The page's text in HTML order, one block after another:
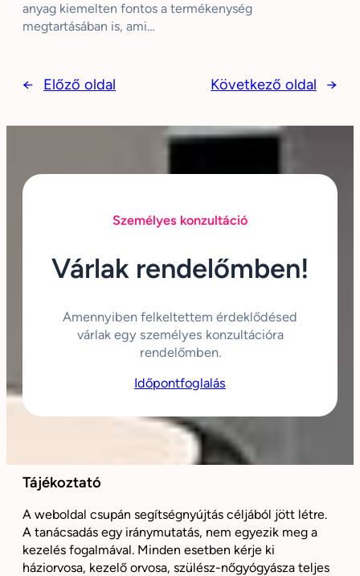
anyag kiemelten fontos a termékenység
megtartásában is, ami…
← Előző oldal Következő oldal →
Személyes konzultáció
Várlak rendelőmben!
Amennyiben felkeltettem érdeklődésed
várlak egy személyes konzultációra
rendelőmben.
Időpontfoglalás
Tájékoztató
A weboldal csupán segítségnyújtás céljából jött létre.
A tanácsadás egy iránymutatás, nem egyezik meg a
kezelés fogalmával. Minden esetben kérje ki
háziorvosa, kezelő orvosa, szülész-nőgyógyásza teljes